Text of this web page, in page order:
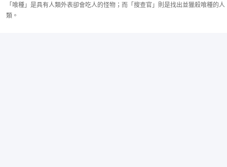
「喰種」是具有人類外表卻會吃人的怪物；而「搜查官」則是找出並獵殺喰種的人
類。